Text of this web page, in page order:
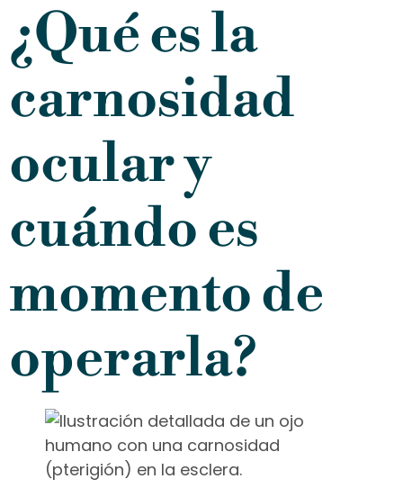
¿Qué es la
carnosidad
ocular y
cuándo es
momento de
operarla?